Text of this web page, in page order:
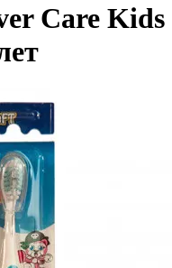
Care Kids